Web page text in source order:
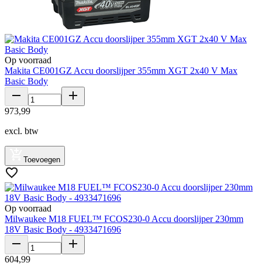
Op voorraad
Makita CE001GZ Accu doorslijper 355mm XGT 2x40 V Max
Basic Body
973,99
excl. btw
Toevoegen
Op voorraad
Milwaukee M18 FUEL™ FCOS230-0 Accu doorslijper 230mm
18V Basic Body - 4933471696
604,99